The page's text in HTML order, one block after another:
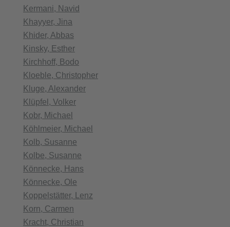
Kermani, Navid
Khayyer, Jina
Khider, Abbas
Kinsky, Esther
Kirchhoff, Bodo
Kloeble, Christopher
Kluge, Alexander
Klüpfel, Volker
Kobr, Michael
Köhlmeier, Michael
Kolb, Susanne
Kolbe, Susanne
Könnecke, Hans
Könnecke, Ole
Koppelstätter, Lenz
Korn, Carmen
Kracht, Christian